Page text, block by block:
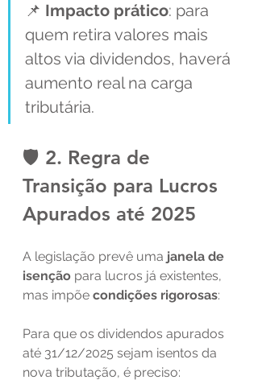
📌 Impacto prático: para
quem retira valores mais
altos via dividendos, haverá
aumento real na carga
tributária.
🛡️ 2. Regra de
Transição para Lucros
Apurados até 2025
A legislação prevê uma janela de
isenção para lucros já existentes,
mas impõe condições rigorosas:
Para que os dividendos apurados
até 31/12/2025 sejam isentos da
nova tributação, é preciso: